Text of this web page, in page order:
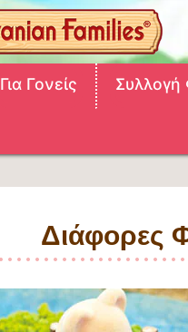
Για Γονείς Συλλογή
Διάφορες